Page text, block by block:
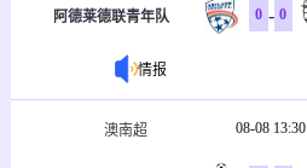
阿德莱德联青年队 0 - 0
情报
澳南超 08-08 13:30